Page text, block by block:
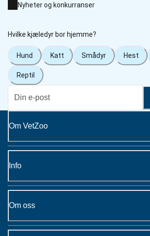
Nyheter og konkurranser
Hvilke kjæledyr bor hjemme?
Hund Katt Smådyr Hest
Reptil
Om VetZoo
Info
Om oss